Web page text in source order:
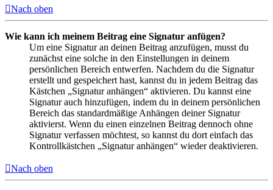
Nach oben
Wie kann ich meinem Beitrag eine Signatur anfügen?
Um eine Signatur an deinen Beitrag anzufügen, musst du
zunächst eine solche in den Einstellungen in deinem
persönlichen Bereich entwerfen. Nachdem du die Signatur
erstellt und gespeichert hast, kannst du in jedem Beitrag das
Kästchen „Signatur anhängen“ aktivieren. Du kannst eine
Signatur auch hinzufügen, indem du in deinem persönlichen
Bereich das standardmäßige Anhängen deiner Signatur
aktivierst. Wenn du einen einzelnen Beitrag dennoch ohne
Signatur verfassen möchtest, so kannst du dort einfach das
Kontrollkästchen „Signatur anhängen“ wieder deaktivieren.
Nach oben